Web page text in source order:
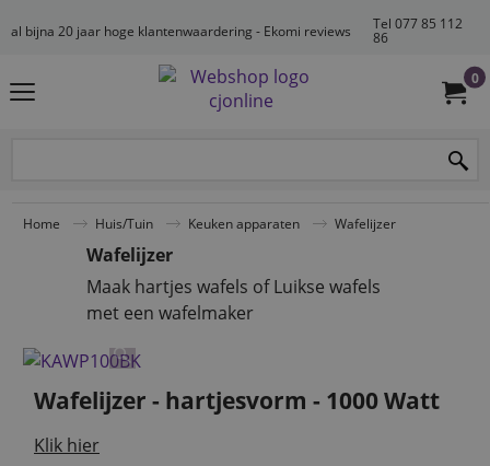
al bijna 20 jaar hoge klantenwaardering - Ekomi reviews
Tel 077 85 112
86
0
Home Huis/Tuin Keuken apparaten Wafelijzer
Wafelijzer
Maak hartjes wafels of Luikse wafels
met een wafelmaker
Wafelijzer - hartjesvorm - 1000 Watt
Klik hier